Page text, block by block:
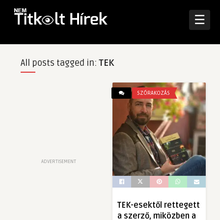
☰
All posts tagged in: TEK
ADVERTISEMENT
SZÓRAKOZÁS
TEK-esektől rettegett
a szerző, miközben a